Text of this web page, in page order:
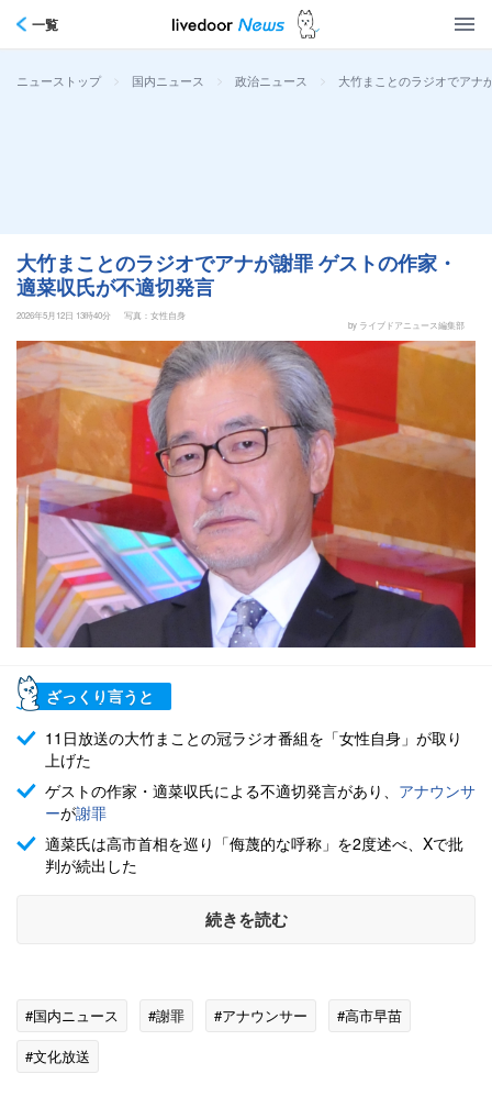
一覧
ニューストップ > 国内ニュース > 政治ニュース > 大竹まことのラジオでアナ
大竹まことのラジオでアナが謝罪 ゲストの作家・
適菜収氏が不適切発言
2026年5月12日 13時40分
写真：女性自身
by ライブドアニュース編集部
ざっくり言うと
11日放送の大竹まことの冠ラジオ番組を「女性自身」が取り
上げた
ゲストの作家・適菜収氏による不適切発言があり、 アナウンサ
ーが謝罪
適菜氏は高市首相を巡り「侮蔑的な呼称」を2度述べ、Xで批
判が続出した
続きを読む
#国内ニュース #謝罪 #アナウンサー
#高市早苗
#文化放送